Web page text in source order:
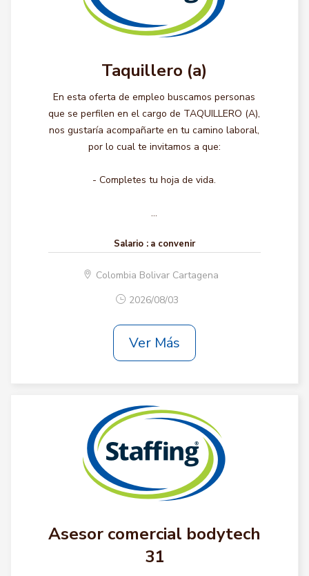
Taquillero (a)
En esta oferta de empleo buscamos personas
que se perfilen en el cargo de TAQUILLERO (A),
nos gustaría acompañarte en tu camino laboral,
por lo cual te invitamos a que:
- Completes tu hoja de vida.
...
Salario : a convenir
Colombia Bolivar Cartagena
2026/08/03
Ver Más
Asesor comercial bodytech
31